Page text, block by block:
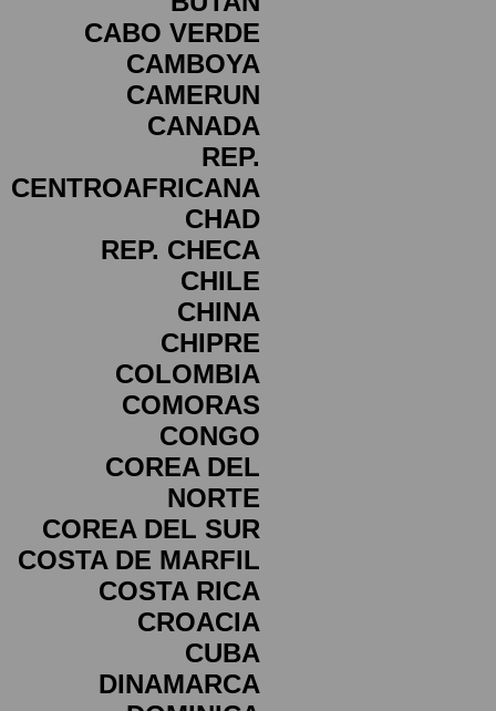
CABO VERDE
CAMBOYA
CAMERUN
CANADA
REP.
CENTROAFRICANA
CHAD
REP. CHECA
CHILE
CHINA
CHIPRE
COLOMBIA
COMORAS
CONGO
COREA DEL
NORTE
COREA DEL SUR
COSTA DE MARFIL
COSTA RICA
CROACIA
CUBA
DINAMARCA